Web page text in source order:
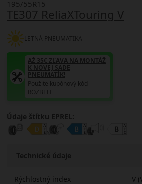
TE307 ReliaXTouring V
195/55R15
LETNÁ PNEUMATIKA
AŽ 35€ ZĽAVA NA MONTÁŽ
K NOVEJ SADE
PNEUMATÍK!
Použite kupónový kód
ROZBEH
Údaje štítku EPREL:
Technické údaje
Rýchlostný index
V